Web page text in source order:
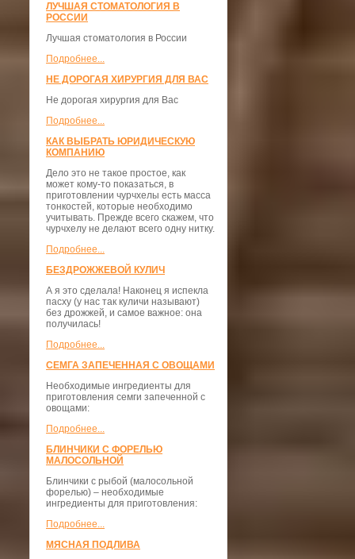
ЛУЧШАЯ СТОМАТОЛОГИЯ В
РОССИИ
Лучшая стоматология в России
Подробнее...
НЕ ДОРОГАЯ ХИРУРГИЯ ДЛЯ ВАС
Не дорогая хирургия для Вас
Подробнее...
КАК ВЫБРАТЬ ЮРИДИЧЕСКУЮ
КОМПАНИЮ
Дело это не такое простое, как
может кому-то показаться, в
приготовлении чурчхелы есть масса
тонкостей, которые необходимо
учитывать. Прежде всего скажем, что
чурчхелу не делают всего одну нитку.
Подробнее...
БЕЗДРОЖЖЕВОЙ КУЛИЧ
А я это сделала! Наконец я испекла
пасху (у нас так куличи называют)
без дрожжей, и самое важное: она
получилась!
Подробнее...
СЕМГА ЗАПЕЧЕННАЯ С ОВОЩАМИ
Необходимые ингредиенты для
приготовления семги запеченной с
овощами:
Подробнее...
БЛИНЧИКИ С ФОРЕЛЬЮ
МАЛОСОЛЬНОЙ
Блинчики с рыбой (малосольной
форелью) – необходимые
ингредиенты для приготовления:
Подробнее...
МЯСНАЯ ПОДЛИВА